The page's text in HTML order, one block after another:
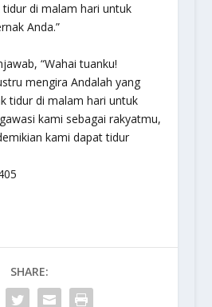
di malam hari untuk
Anda.”
“Wahai tuanku!
mengira Andalah yang
tidur di malam hari untuk
kami sebagai rakyatmu,
kami dapat tidur
SHARE: